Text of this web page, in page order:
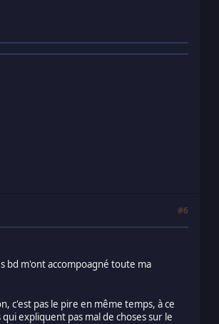
#6
bd m'ont accompoagné toute ma
c'est pas le pire en même temps, à ce
expliquent pas mal de choses sur le